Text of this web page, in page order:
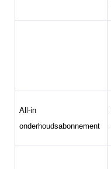
All-in
onderhoudsabonnement